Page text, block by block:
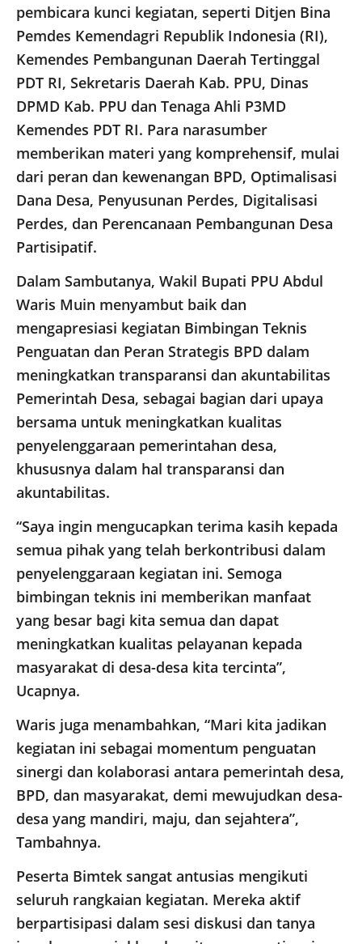
pembicara kunci kegiatan, seperti Ditjen Bina
Pemdes Kemendagri Republik Indonesia (RI),
Kemendes Pembangunan Daerah Tertinggal
PDT RI, Sekretaris Daerah Kab. PPU, Dinas
DPMD Kab. PPU dan Tenaga Ahli P3MD
Kemendes PDT RI. Para narasumber
memberikan materi yang komprehensif, mulai
dari peran dan kewenangan BPD, Optimalisasi
Dana Desa, Penyusunan Perdes, Digitalisasi
Perdes, dan Perencanaan Pembangunan Desa
Partisipatif.
Dalam Sambutanya, Wakil Bupati PPU Abdul
Waris Muin menyambut baik dan
mengapresiasi kegiatan Bimbingan Teknis
Penguatan dan Peran Strategis BPD dalam
meningkatkan transparansi dan akuntabilitas
Pemerintah Desa, sebagai bagian dari upaya
bersama untuk meningkatkan kualitas
penyelenggaraan pemerintahan desa,
khususnya dalam hal transparansi dan
akuntabilitas.
“Saya ingin mengucapkan terima kasih kepada
semua pihak yang telah berkontribusi dalam
penyelenggaraan kegiatan ini. Semoga
bimbingan teknis ini memberikan manfaat
yang besar bagi kita semua dan dapat
meningkatkan kualitas pelayanan kepada
masyarakat di desa-desa kita tercinta”,
Ucapnya.
Waris juga menambahkan, “Mari kita jadikan
kegiatan ini sebagai momentum penguatan
sinergi dan kolaborasi antara pemerintah desa,
BPD, dan masyarakat, demi mewujudkan desa-
desa yang mandiri, maju, dan sejahtera”,
Tambahnya.
Peserta Bimtek sangat antusias mengikuti
seluruh rangkaian kegiatan. Mereka aktif
berpartisipasi dalam sesi diskusi dan tanya